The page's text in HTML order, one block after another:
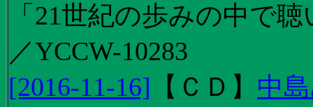
「21世紀の歩みの中で
／YCCW-10283
[2016-11-16] 【 ＣＤ 】 中